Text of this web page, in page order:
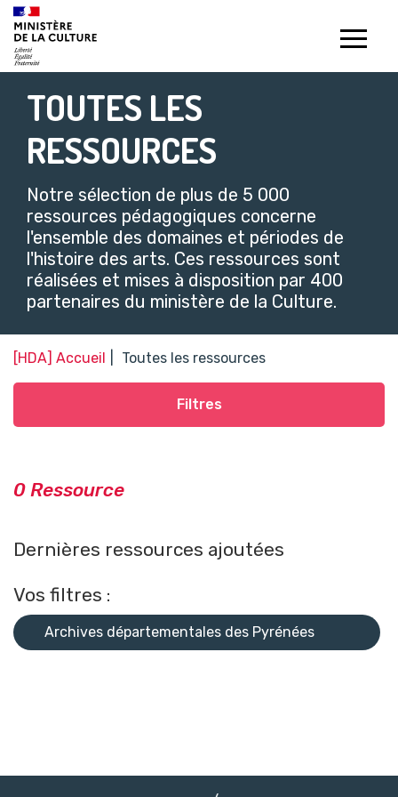
TOUTES LES
RESSOURCES
Notre sélection de plus de 5 000
ressources pédagogiques concerne
l'ensemble des domaines et périodes de
l'histoire des arts. Ces ressources sont
réalisées et mises à disposition par 400
partenaires du ministère de la Culture.​
[HDA] Accueil Toutes les ressources
Filtres
0 Ressource
Dernières ressources ajoutées
Vos filtres :
Archives départementales des Pyrénées
Gestion de vos préférences sur les témoins de connexion